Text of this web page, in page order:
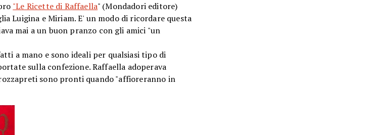
"Le Ricette di Raffaella" (Mondadori editore)
Luigina e Miriam. E' un modo di ricordare questa
mai a un buon pranzo con gli amici "un
a mano e sono ideali per qualsiasi tipo di
sulla confezione. Raffaella adoperava
sono pronti quando "affioreranno in